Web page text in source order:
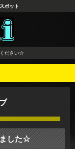
ヤ ホ
ーオ
ポット
ださい☆
した☆